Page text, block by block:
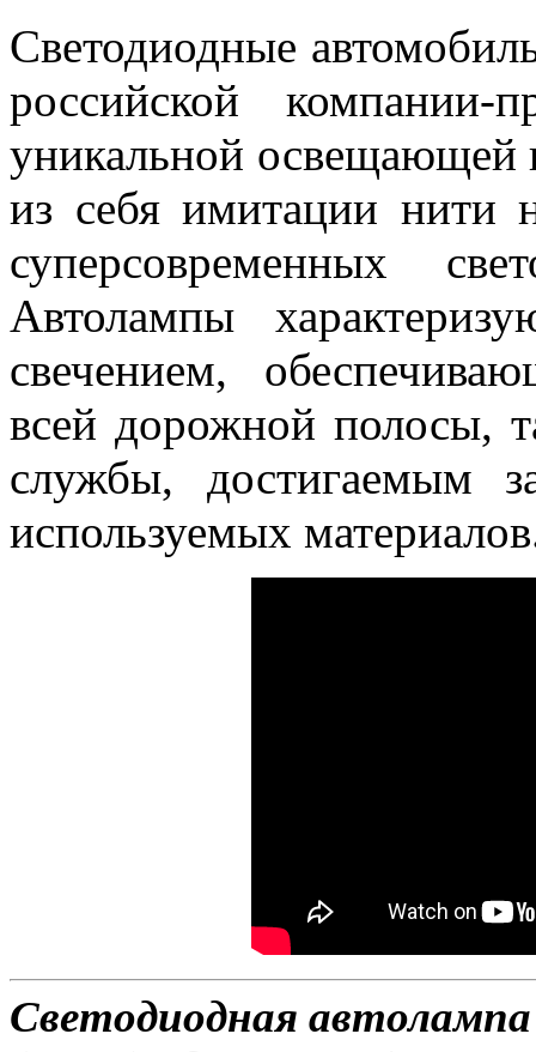
Светодиодные
российской компании-
уникальной освещающей
из себя имитации нити
суперсовременных
Автолампы
свечением,
всей дорожной полосы,
службы, достигаемым
используемых
Светодиодная